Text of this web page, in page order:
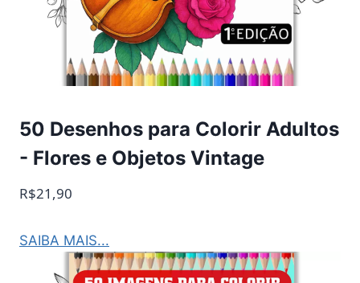
50 Desenhos para Colorir Adultos
- Flores e Objetos Vintage
R$21,90
SAIBA MAIS...